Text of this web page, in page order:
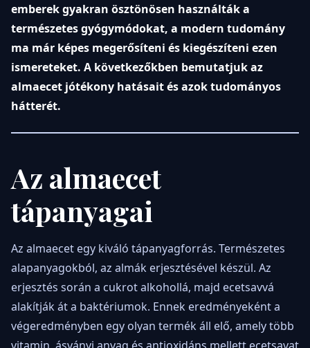
emberek gyakran ösztönösen használták a
természetes gyógymódokat, a modern tudomány
ma már képes megerősíteni és kiegészíteni ezen
ismereteket. A következőkben bemutatjuk az
almaecet jótékony hatásait és azok tudományos
hátterét.
Az almaecet
tápanyagai
Az almaecet egy kiváló tápanyagforrás. Természetes
alapanyagokból, az almák erjesztésével készül. Az
erjesztés során a cukrot alkohollá, majd ecetsavvá
alakítják át a baktériumok. Ennek eredményeként a
végeredményben egy olyan termék áll elő, amely több
vitamin, ásványi anyag és antioxidáns mellett ecetsavat